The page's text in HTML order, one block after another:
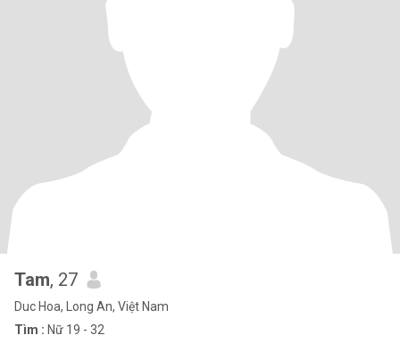
Tam, 27
Duc Hoa, Long An, Việt Nam
Tìm : Nữ 19 - 32